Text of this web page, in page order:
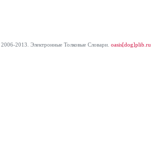
2006-2013. Электронные Толковые Cловари. oasis[dog]plib.ru